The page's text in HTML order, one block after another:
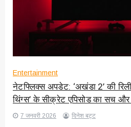
Entertainment
नेटफ्लिक्स अपडेट: ‘अखंडा 2’ की
थिंग्स’ के सीक्रेट एपिसोड का सच और
7 जनवरी 2026 दिनेश बट्ट